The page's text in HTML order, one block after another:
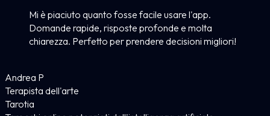
Mi è piaciuto quanto fosse facile usare l'app.
Domande rapide, risposte profonde e molta
chiarezza. Perfetto per prendere decisioni migliori!
Andrea P
Terapista dell'arte
Tarotia